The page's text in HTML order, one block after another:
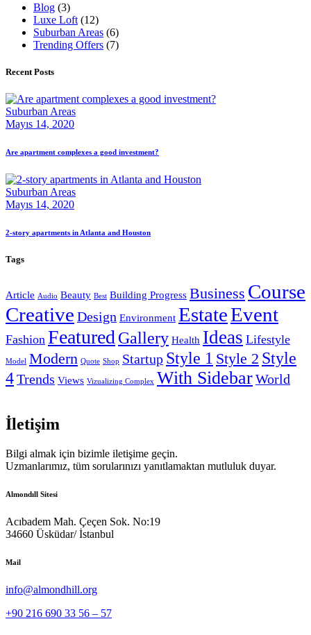
Blog (3)
Luxe Loft (12)
Suburban Areas (6)
Trending Offers (7)
Recent Posts
Suburban Areas
Mayıs 14, 2020
Are apartment complexes a good investment?
Suburban Areas
Mayıs 14, 2020
2-story apartments in Atlanta and Houston
Tags
Article Audio Beauty Best Building Progress Business Course
Creative Design Environment EstateEvent
Fashion Featured Gallery Health Ideas Lifestyle
Model Modern Quote Shop Startup Style 1 Style 2 Style
4Trends Views Vizualizing Complex With SidebarWorld
İletişim
Bilgi almak için bizimle iletişime geçin.
Uzmanlarımız, tüm sorularınızı yanıtlamaktan mutluluk duyar.
Almondıll Sitesi
Acıbadem Mah. Çeçen Sok. No:19
34660 Üsküdar/ İstanbul
Mail
info@almondhill.org
+90 216 690 33 56 – 57